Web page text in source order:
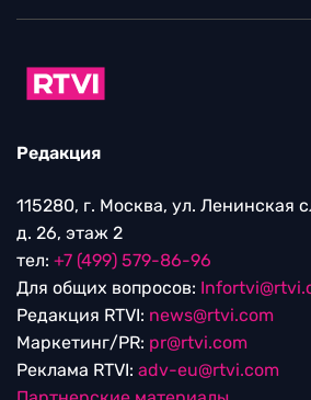
Редакция
115280, г. Москва, ул. Ленинская
д. 26, этаж 2
тел: +7 (499) 579-86-96
Для общих вопросов:
Редакция RTVI: news@rtvi.com
Маркетинг/PR: pr@rtvi.com
Реклама RTVI: adv-eu@rtvi.com